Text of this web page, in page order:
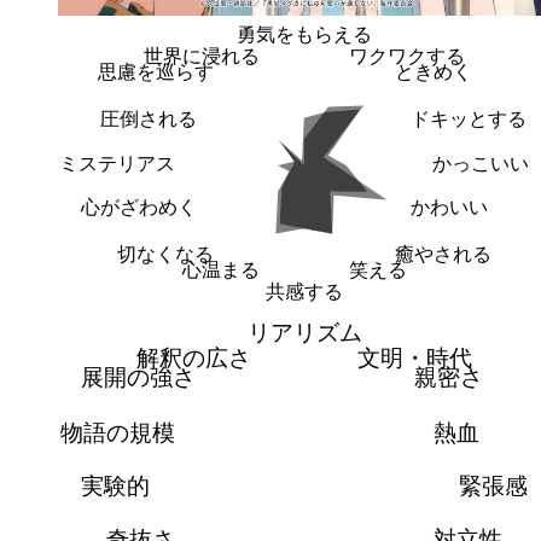
勇気をもらえる
ワクワクする
ときめく
ドキッとする
かっこいい
かわいい
癒やされる
笑える
共感する
心温まる
切なくなる
心がざわめく
ミステリアス
圧倒される
思慮を巡らす
世界に浸れる
リアリズム
文明・時代
親密さ
熱血
緊張感
実験的
物語の規模
展開の強さ
解釈の広さ